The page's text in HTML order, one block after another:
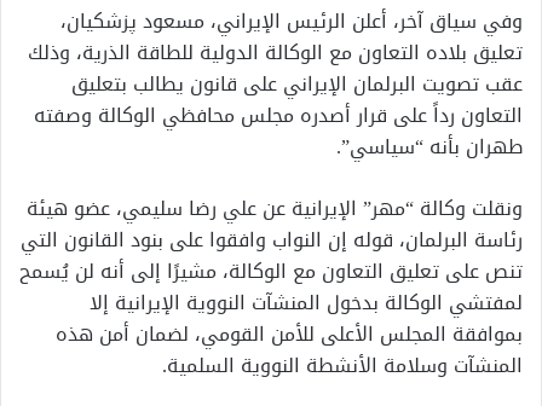
وفي سياق آخر، أعلن الرئيس الإيراني، مسعود پزشكيان،
تعليق بلاده التعاون مع الوكالة الدولية للطاقة الذرية، وذلك
عقب تصويت البرلمان الإيراني على قانون يطالب بتعليق
التعاون رداً على قرار أصدره مجلس محافظي الوكالة وصفته
طهران بأنه “سياسي”.
ونقلت وكالة “مهر” الإيرانية عن علي رضا سليمي، عضو هيئة
رئاسة البرلمان، قوله إن النواب وافقوا على بنود القانون التي
تنص على تعليق التعاون مع الوكالة، مشيرًا إلى أنه لن يُسمح
لمفتشي الوكالة بدخول المنشآت النووية الإيرانية إلا
بموافقة المجلس الأعلى للأمن القومي، لضمان أمن هذه
المنشآت وسلامة الأنشطة النووية السلمية.